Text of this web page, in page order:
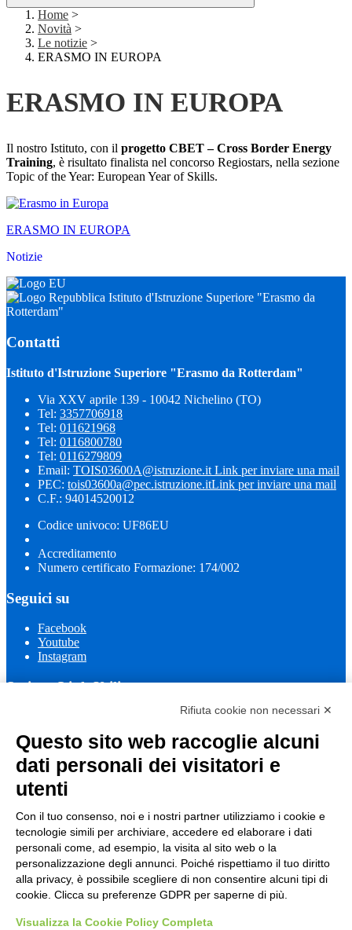
Home >
Novità >
Le notizie >
ERASMO IN EUROPA
ERASMO IN EUROPA
Il nostro Istituto, con il progetto CBET – Cross Border Energy
Training, è risultato finalista nel concorso Regiostars, nella sezione
Topic of the Year: European Year of Skills.
ERASMO IN EUROPA
Notizie
Istituto d'Istruzione Superiore "Erasmo da
Rotterdam"
Contatti
Istituto d'Istruzione Superiore "Erasmo da Rotterdam"
Via XXV aprile 139 - 10042 Nichelino (TO)
Tel: 3357706918
Tel: 011621968
Tel: 0116800780
Tel: 0116279809
Email: TOIS03600A@istruzione.it Link per inviare una mail
PEC: tois03600a@pec.istruzione.itLink per inviare una mail
C.F.: 94014520012
Codice univoco: UF86EU
Accreditamento
Numero certificato Formazione: 174/002
Seguici su
Facebook
Youtube
Instagram
Sezione Link Utili
Informativa Privacy
Ufficio Relazioni con il Pubblico
Dichiarazione di accessibilità
Obiettivi di accessibilità
Gestione consensi cookie
Amministrazione trasparente
Pagina visualizzata
1054 volte
Sezione Copyright
Rifiuta cookie non necessari ✕
Questo sito web raccoglie alcuni
dati personali dei visitatori e
utenti
Con il tuo consenso, noi e i nostri partner utilizziamo i cookie e
tecnologie simili per archiviare, accedere ed elaborare i dati
personali come, ad esempio, la visita al sito web o la
personalizzazione degli annunci. Poiché rispettiamo il tuo diritto
alla privacy, è possibile scegliere di non consentire alcuni tipi di
cookie. Clicca su preferenze GDPR per saperne di più.
Visualizza la Cookie Policy Completa